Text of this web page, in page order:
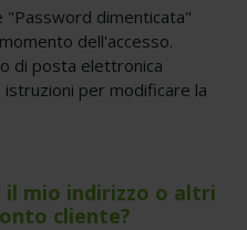
"Password dimenticata"
dell'accesso.
di posta elettronica
per modificare la
il mio indirizzo o altri
cliente?